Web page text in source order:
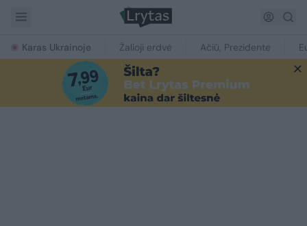
Karas Ukrainoje Žalioji erdvė Ačiū, Prezidente